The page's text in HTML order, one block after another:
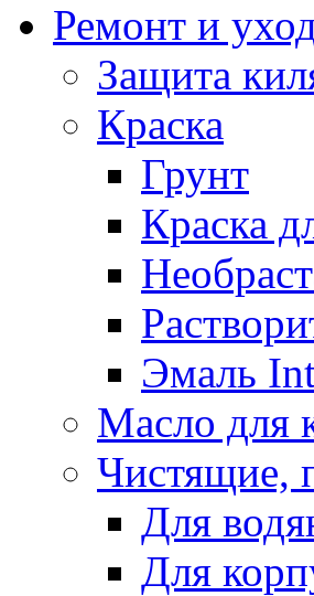
Ремонт и
Защита
Краска
Грунт
Краска
Эмаль
Масло для
Чистящие,
Для
Для